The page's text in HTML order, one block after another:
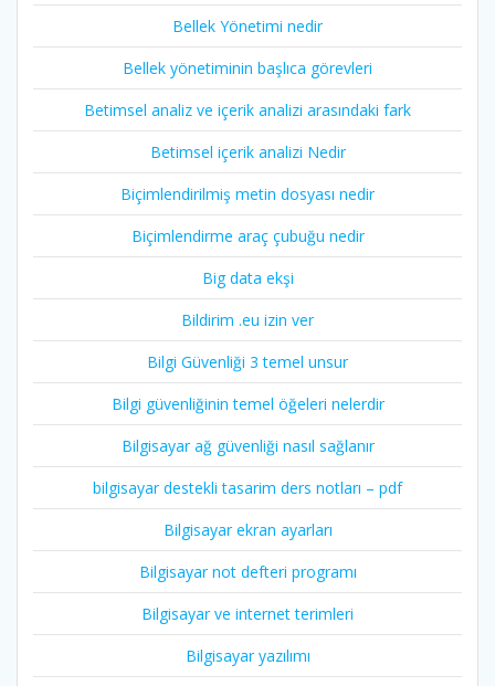
Bellek Yönetimi nedir
Bellek yönetiminin başlıca görevleri
Betimsel analiz ve içerik analizi arasındaki fark
Betimsel içerik analizi Nedir
Biçimlendirilmiş metin dosyası nedir
Biçimlendirme araç çubuğu nedir
Big data ekşi
Bildirim .eu izin ver
Bilgi Güvenliği 3 temel unsur
Bilgi güvenliğinin temel öğeleri nelerdir
Bilgisayar ağ güvenliği nasıl sağlanır
bilgisayar destekli tasarim ders notları – pdf
Bilgisayar ekran ayarları
Bilgisayar not defteri programı
Bilgisayar ve internet terimleri
Bilgisayar yazılımı